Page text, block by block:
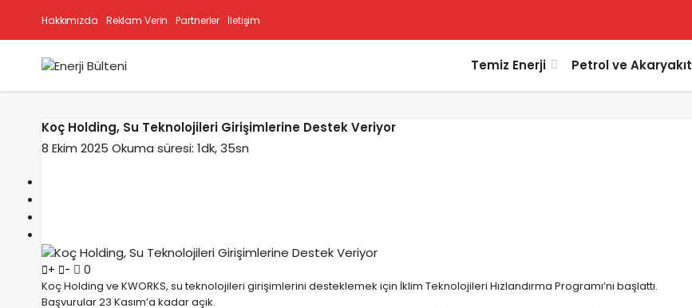
Hakkımızda Reklam Verin Partnerler İletişim
Temiz Enerji Petrol ve Akaryakıt
Koç Holding, Su Teknolojileri Girişimlerine Destek Veriyor
8 Ekim 2025 Okuma süresi: 1dk, 35sn
+ - 0
Koç Holding ve KWORKS, su teknolojileri girişimlerini desteklemek için İklim Teknolojileri Hızlandırma Programı’nı başlattı.
Başvurular 23 Kasım’a kadar açık.